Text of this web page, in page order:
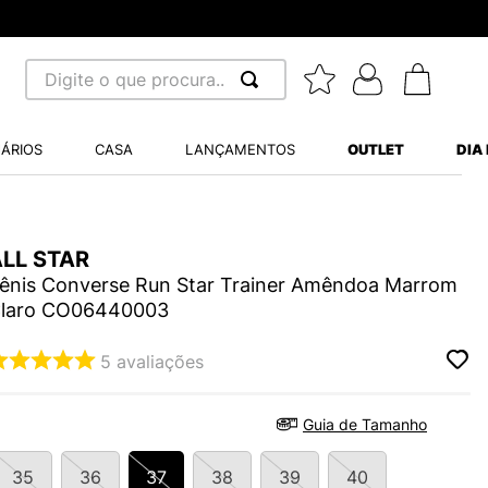
Digite o que procura...
CASA LANÇAMENTOS OUTLET DIA
STAR
Converse Run Star Trainer Amêndoa Marrom
CO06440003
5 avaliações
Guia de Tamanho
35 36 37 38 39 40
BALANCE 530
WHITE
VANS ULTRARANGE